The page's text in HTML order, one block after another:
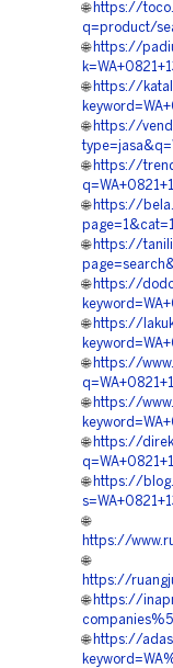
🌐 https://
q=product/
🌐 https://
🌐 https://
🌐 https://
🌐 https://
🌐 https://
🌐 https://
🌐 https://
🌐 https://
🌐 https://
🌐 https://
🌐 https://
🌐 https://
🌐
https://
🌐
https://
🌐 https://
🌐 https://